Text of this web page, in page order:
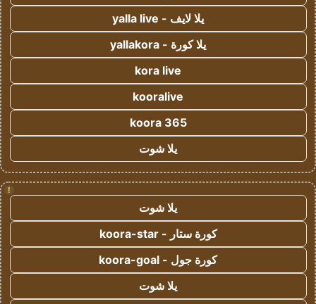
يلا لايف - yalla live
يلا كورة - yallakora
kora live
kooralive
koora 365
يلا شوت
!
يلا شوت
كورة ستار - koora-star
كورة جول - koora-goal
يلا شوت